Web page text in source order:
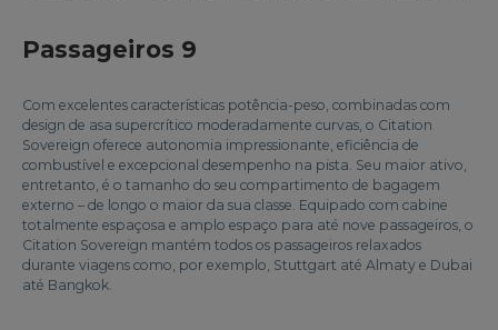
Passageiros 9
Com excelentes características potência-peso, combinadas com
design de asa supercrítico moderadamente curvas, o Citation
Sovereign oferece autonomia impressionante, eficiência de
combustível e excepcional desempenho na pista. Seu maior ativo,
entretanto, é o tamanho do seu compartimento de bagagem
externo – de longo o maior da sua classe. Equipado com cabine
totalmente espaçosa e amplo espaço para até nove passageiros, o
Citation Sovereign mantém todos os passageiros relaxados
durante viagens como, por exemplo, Stuttgart até Almaty e Dubai
até Bangkok.